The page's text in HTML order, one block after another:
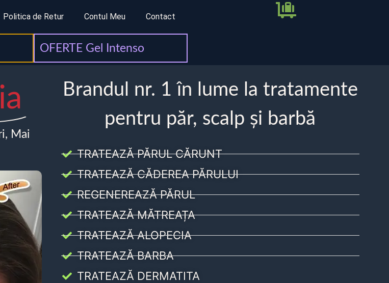
Politica de Retur Contul Meu Contact
OFERTE Gel Intenso
Mai
Brandul nr. 1 în lume la tratamente
pentru păr, scalp și barbă
TRATEAZĂ PĂRUL CĂRUNT
TRATEAZĂ CĂDEREA PĂRULUI
REGENEREAZĂ PĂRUL
TRATEAZĂ MĂTREAȚA
TRATEAZĂ ALOPECIA
TRATEAZĂ BARBA
TRATEAZĂ DERMATITA